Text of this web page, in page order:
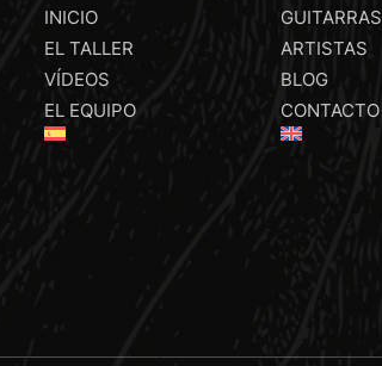
INICIO
GUITARRAS
EL TALLER
ARTISTAS
VÍDEOS
BLOG
EL EQUIPO
CONTACTO